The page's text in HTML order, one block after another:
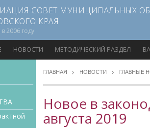
СОВЕТ МУНИЦИПАЛЬНЫХ
КРАЯ
2006 году
НОВОСТИ МЕТОДИЧЕСКИЙ РАЗДЕЛ
ГЛАВНАЯ НОВОСТИ ГЛАВНЫЕ
Новое в
августа 2019